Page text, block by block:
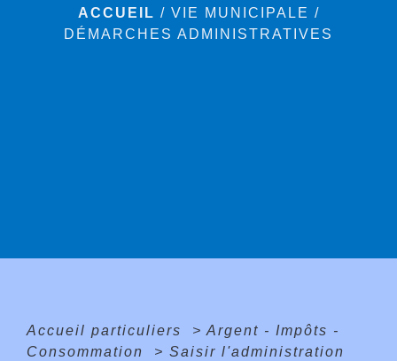
ACCUEIL / VIE MUNICIPALE /
DÉMARCHES ADMINISTRATIVES
Accueil particuliers > Argent - Impôts -
Consommation
> Saisir l'administration